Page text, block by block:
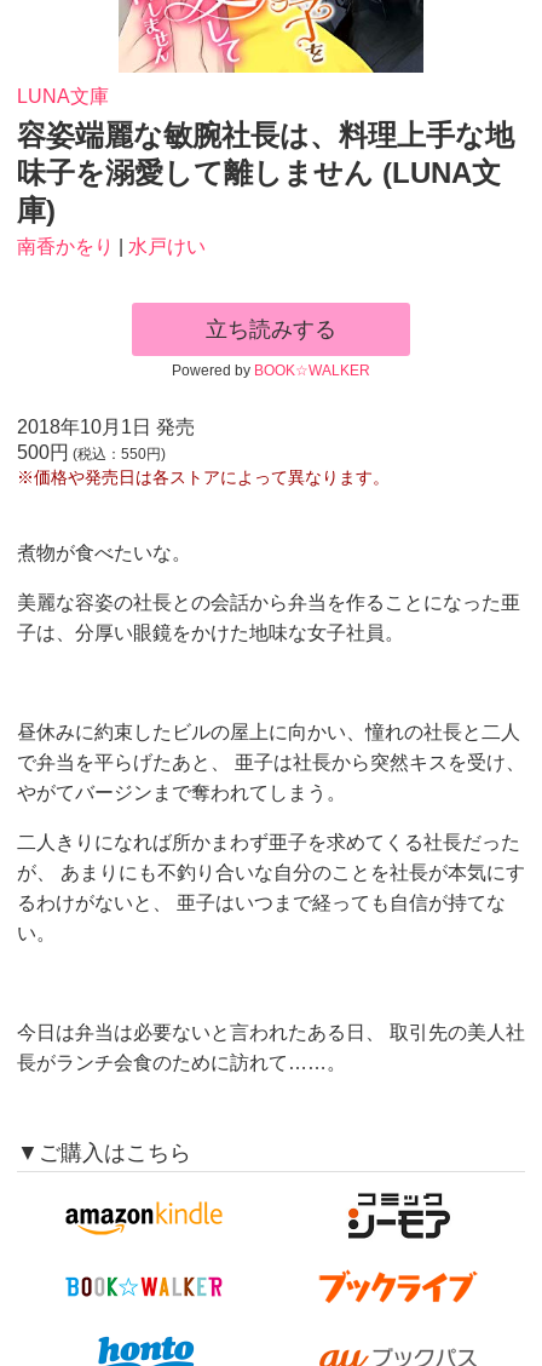
LUNA文庫
容姿端麗な敏腕社長は、料理上手な地
味子を溺愛して離しません (LUNA文
庫)
南香かをり 水戸けい
立ち読みする
Powered by BOOK☆WALKER
2018年10月1日 発売
500円 (税込：550円)
※価格や発売日は各ストアによって異なります。
煮物が食べたいな。
美麗な容姿の社長との会話から弁当を作ることになった亜
子は、分厚い眼鏡をかけた地味な女子社員。
昼休みに約束したビルの屋上に向かい、憧れの社長と二人
で弁当を平らげたあと、 亜子は社長から突然キスを受け、
やがてバージンまで奪われてしまう。
二人きりになれば所かまわず亜子を求めてくる社長だった
が、 あまりにも不釣り合いな自分のことを社長が本気にす
るわけがないと、 亜子はいつまで経っても自信が持てな
い。
今日は弁当は必要ないと言われたある日、 取引先の美人社
長がランチ会食のために訪れて……。
▼ご購入はこちら